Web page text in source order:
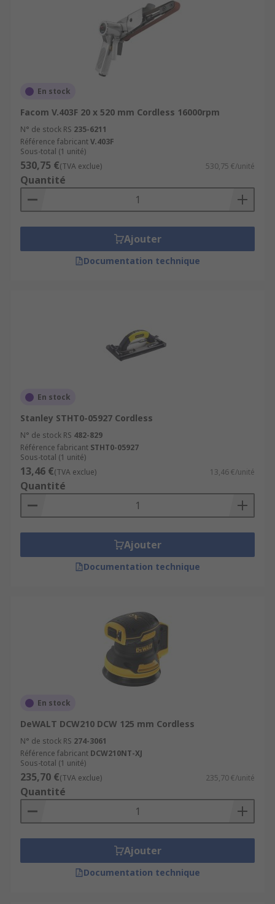
En stock
Facom V.403F 20 x 520 mm Cordless 16000rpm
N° de stock RS 235-6211
Référence fabricantV.403F
Sous-total (1 unité)
530,75 €(TVA exclue) 530,75 €/unité
Quantité
Ajouter
Documentation technique
En stock
Stanley STHT0-05927 Cordless
N° de stock RS 482-829
Référence fabricant STHT0-05927
Sous-total (1 unité)
13,46 €(TVA exclue) 13,46 €/unité
Quantité
Ajouter
Documentation technique
En stock
DeWALT DCW210 DCW 125 mm Cordless
N° de stock RS 274-3061
Référence fabricant DCW210NT-XJ
Sous-total (1 unité)
235,70 €(TVA exclue) 235,70 €/unité
Quantité
Ajouter
Documentation technique